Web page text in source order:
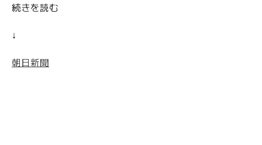
続きを読む
↓
朝日新聞